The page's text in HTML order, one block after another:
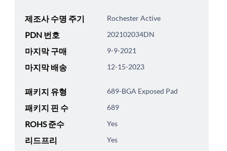
제조사 수명 주기 Rochester Active
PDN 번호 202102034DN
마지막 구매 9-9-2021
마지막 배송 12-15-2023
패키지 유형 689-BGA Exposed Pad
패키지 핀 수 689
ROHS 준수 Yes
리드프리 Yes